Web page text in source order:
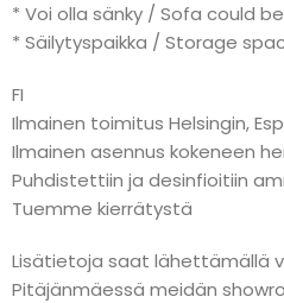
* Voi olla sänky / Sofa could
* Säilytyspaikka / Storage
FI
Ilmainen toimitus Helsingin,
Ilmainen asennus kokeneen
Puhdistettiin ja desinfioitiin
Tuemme kierrätystä
Lisätietoja saat lähettämällä
Pitäjänmäessä meidän